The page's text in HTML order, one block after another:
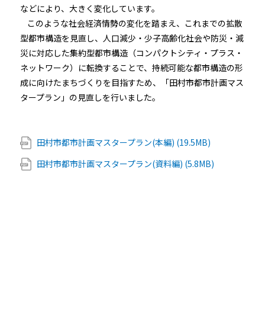
などにより、大きく変化しています。
このような社会経済情勢の変化を踏まえ、これまでの拡散
型都市構造を見直し、人口減少・少子高齢化社会や防災・減
災に対応した集約型都市構造（コンパクトシティ・プラス・
ネットワーク）に転換することで、持続可能な都市構造の形
成に向けたまちづくりを目指すため、「田村市都市計画マス
タープラン」の見直しを行いました。
田村市都市計画マスタープラン(本編) (19.5MB)
田村市都市計画マスタープラン(資料編) (5.8MB)